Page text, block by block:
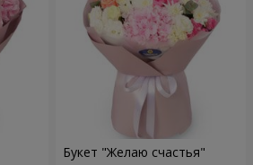
Букет "Желаю счастья"